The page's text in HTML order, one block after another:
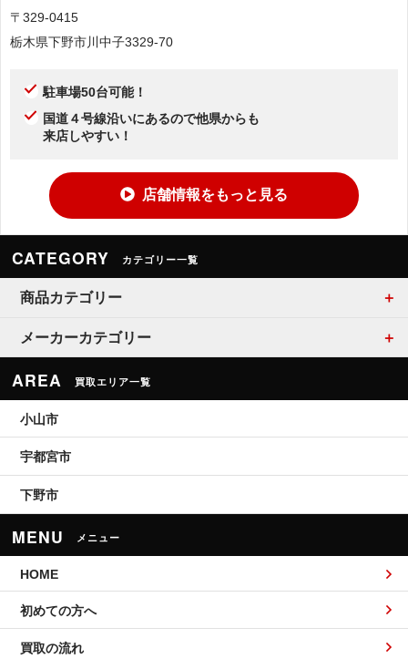
〒329-0415
栃木県下野市川中子3329-70
駐車場50台可能！
国道４号線沿いにあるので他県からも
来店しやすい！
店舗情報をもっと見る
CATEGORY カテゴリー一覧
商品カテゴリー
メーカーカテゴリー
AREA 買取エリア一覧
小山市
宇都宮市
下野市
MENU メニュー
HOME
初めての方へ
買取の流れ